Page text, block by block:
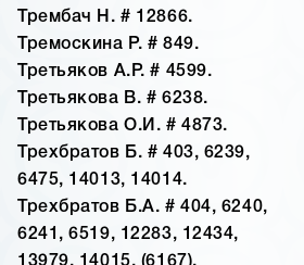
Трембач Н. # 12866.
Тремоскина Р. # 849.
Третьяков А.Р. # 4599.
Третьякова В. # 6238.
Третьякова О.И. # 4873.
Трехбратов Б. # 403, 6239,
6475, 14013, 14014.
Трехбратов Б.А. # 404, 6240,
6241, 6519, 12283, 12434,
13979, 14015, (6167).